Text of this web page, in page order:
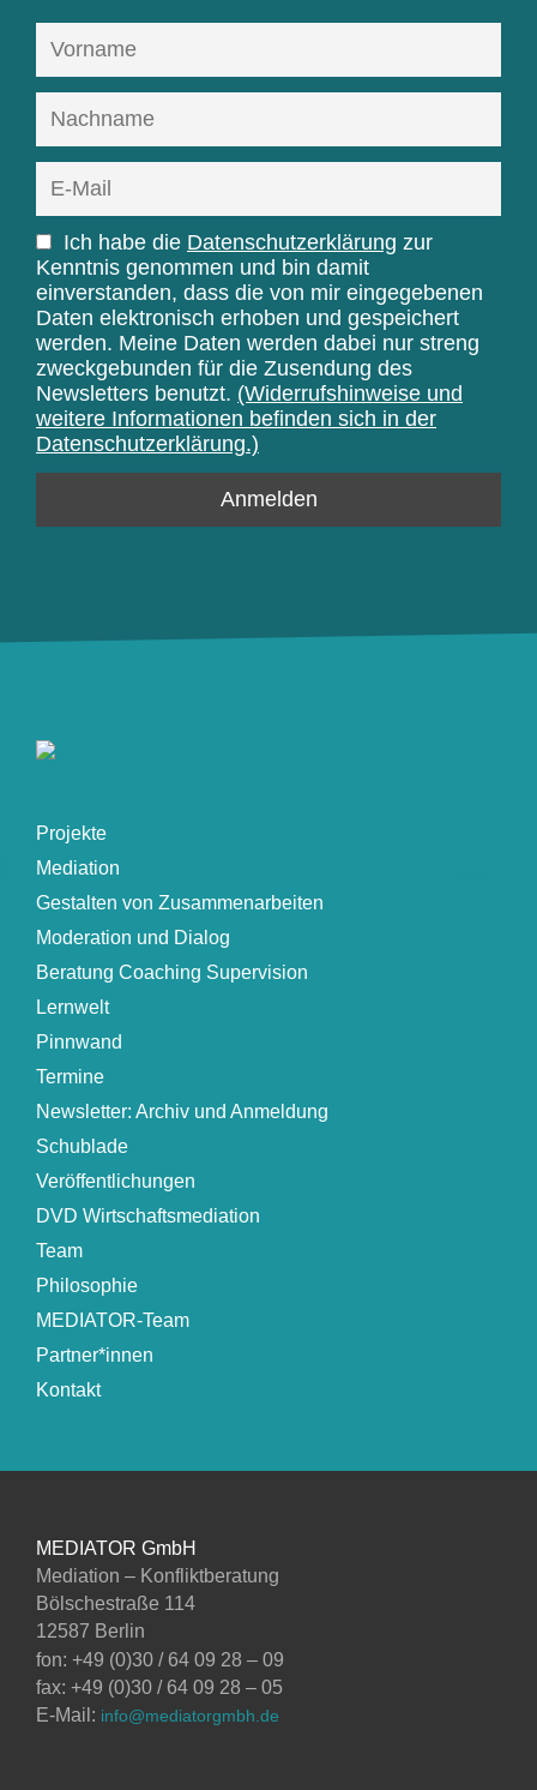
Ich habe die Datenschutzerklärung zur
Kenntnis genommen und bin damit
einverstanden, dass die von mir eingegebenen
Daten elektronisch erhoben und gespeichert
werden. Meine Daten werden dabei nur streng
zweckgebunden für die Zusendung des
Newsletters benutzt. (Widerrufshinweise und
weitere Informationen befinden sich in der
Datenschutzerklärung.)
Projekte
Mediation
Gestalten von Zusammenarbeiten
Moderation und Dialog
Beratung Coaching Supervision
Lernwelt
Pinnwand
Termine
Newsletter: Archiv und Anmeldung
Schublade
Veröffentlichungen
DVD Wirtschaftsmediation
Team
Philosophie
MEDIATOR-Team
Partner*innen
Kontakt
MEDIATOR GmbH
Mediation – Konfliktberatung
Bölschestraße 114
12587 Berlin
fon: +49 (0)30 / 64 09 28 – 09
fax: +49 (0)30 / 64 09 28 – 05
E-Mail: info@mediatorgmbh.de